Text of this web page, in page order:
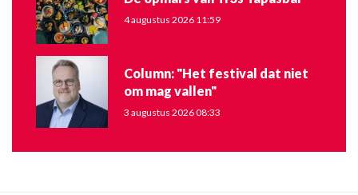
4 augustus 2026 11:59
Column: "Het festival dat niet
om mag vallen"
3 augustus 2026 08:33